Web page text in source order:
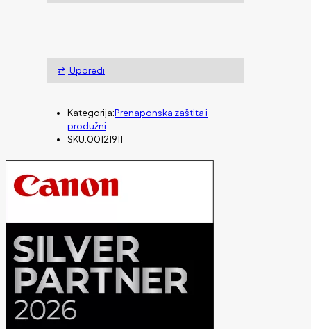
Uporedi
Kategorija:Prenaponska zaštita i
produžni
SKU:00121911